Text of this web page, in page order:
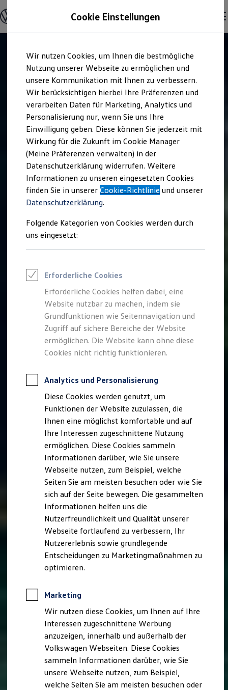
Hauptinhalt
springen
Footer
springen
Modelle & Konfigurator
Nutzfahrzeugkategorien entdecken
Modelle konfigurieren
Vorgängermodelle und Oldtimer
Vorgängermodelle
Oldtimer
Bulli Historie
Branchenlösungen & Gewerbekunden
Umbaulösungen und Hersteller finden
Auf- und Umbauten entdecken & konfigurieren
Groß- und Sonderkunden
Großkunden
Kommunen & Behörden
Journalisten
Sportvereine
Branchenlösungen
Bau & Handwerk
Gewerbliche Personenbeförderung
Service & mobile Werkstätten
Kurier, Logistik & Handel
Kühlfahrzeuge
Feuerwehr
ONE Business ID Vorteile
Fahrzeuge online kaufen
Digitaler Marktplatz
Kauf & Finanzierung
Online-Fahrzeugbewertung
Aktionen & Angebote
E-Auto-Förderung
Für Privatkunden
Für Gewerbekunden
Profi Paket
ProfiPartner für Gebrauchtwagen
Finanzierung
Für Privatkunden
Für Gewerbekunden
Leasing
Für Privatkunden
Für Gewerbekunden
Versicherungen & Garantien
Garantien
Kfz-Versicherung für Nutzfahrzeuge
Restschuldversicherung
Wartungsverträge
Besitzer & Service
Reparatur & Service
Sommer-Special
Reparatur, Pflege & Inspektion
Servicetermin anfragen
Service-Vorteile bei Volkswagen Nutzfahrzeuge
ServicePlus
Economy Service
Räder & Reifen Service
Notdienst und Pannenhilfe
Software, Konnektivität & Apps
California App
VW Connect für Ihren ID. Buzz
VW Connect für Ihren Transporter/Caravelle
VW Connect für Ihren Amarok
VW Connect für andere Modelle
Connect Pro
Fleet Interface Data
Multistop Pathfinder
Übersicht Software Updates
Cookie Einstellungen
Wir nutzen Cookies, um Ihnen die bestmögliche
Nutzung unserer Webseite zu ermöglichen und
unsere Kommunikation mit Ihnen zu verbessern.
Wir berücksichtigen hierbei Ihre Präferenzen und
verarbeiten Daten für Marketing, Analytics und
Personalisierung nur, wenn Sie uns Ihre
Einwilligung geben. Diese können Sie jederzeit mit
Wirkung für die Zukunft im Cookie Manager
(Meine Präferenzen verwalten) in der
Datenschutzerklärung widerrufen. Weitere
Informationen zu unseren eingesetzten Cookies
finden Sie in unsererCookie-Richtlinie und unserer
Datenschutzerklärung.
Folgende Kategorien von Cookies werden durch
uns eingesetzt:
Erforderliche Cookies
Erforderliche Cookies helfen dabei, eine
Website nutzbar zu machen, indem sie
Grundfunktionen wie Seitennavigation und
Zugriff auf sichere Bereiche der Website
ermöglichen. Die Website kann ohne diese
Cookies nicht richtig funktionieren.
Analytics und Personalisierung
Diese Cookies werden genutzt, um
Funktionen der Website zuzulassen, die
Ihnen eine möglichst komfortable und auf
Ihre Interessen zugeschnittene Nutzung
ermöglichen. Diese Cookies sammeln
Informationen darüber, wie Sie unsere
Webseite nutzen, zum Beispiel, welche
Seiten Sie am meisten besuchen oder wie Sie
sich auf der Seite bewegen. Die gesammelten
Informationen helfen uns die
Nutzerfreundlichkeit und Qualität unserer
Webseite fortlaufend zu verbessern, Ihr
Nutzererlebnis sowie grundlegende
Entscheidungen zu Marketingmaßnahmen zu
optimieren.
Marketing
Wir nutzen diese Cookies, um Ihnen auf Ihre
Interessen zugeschnittene Werbung
anzuzeigen, innerhalb und außerhalb der
Volkswagen Webseiten. Diese Cookies
sammeln Informationen darüber, wie Sie
unsere Webseite nutzen, zum Beispiel,
welche Seiten Sie am meisten besuchen oder